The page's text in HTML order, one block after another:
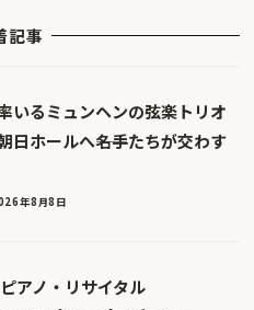
記事
いるミュンヘンの弦楽トリオ
日ホールへ――名手たちが交わす
年8月8日
アノ・リサイタル